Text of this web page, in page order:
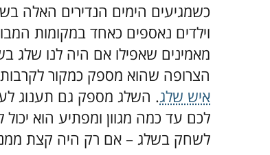
כשמגיעים הימים הנדירים האלה
וילדים נאספים כאחד במקומות
מאמינים שאפילו אם היה לנו שלג
הצרופה שהוא מספק כמקור
איש שלג
לכם עד כמה מגוון ומפתיע הוא
לשחק בשלג – אם רק היה קצת